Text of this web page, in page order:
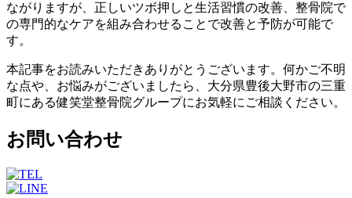
ながりますが、正しいツボ押しと生活習慣の改善、整骨院で
の専門的なケアを組み合わせることで改善と予防が可能で
す。
本記事をお読みいただきありがとうございます。何かご不明
な点や、お悩みがございましたら、大分県豊後大野市の三重
町にある健笑堂整骨院グループにお気軽にご相談ください。
お問い合わせ